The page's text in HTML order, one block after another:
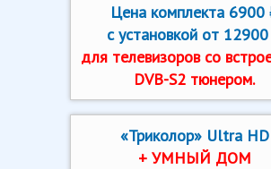
Цена комплекта 6900
с установкой от
для телевизоров со
DVB-S2 тюнером.
«Триколор» Ultra HD
+ УМНЫЙ ДОМ